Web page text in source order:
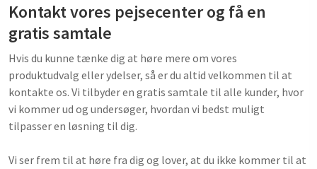
Kontakt vores pejsecenter og få en
gratis samtale
Hvis du kunne tænke dig at høre mere om vores
produktudvalg eller ydelser, så er du altid velkommen til at
kontakte os. Vi tilbyder en gratis samtale til alle kunder, hvor
vi kommer ud og undersøger, hvordan vi bedst muligt
tilpasser en løsning til dig. ​
Vi ser frem til at høre fra dig og lover, at du ikke kommer til at